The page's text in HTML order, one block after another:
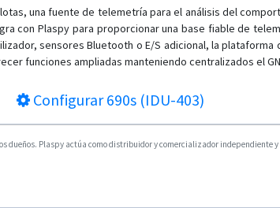
una fuente de telemetría para el análisis del
con Plaspy para proporcionar una base fiable de
sensores Bluetooth o E/S adicional, la
funciones ampliadas manteniendo centralizados el
Configurar690s (IDU-403)
dueños. Plaspy actúa como distribuidor y comercializador